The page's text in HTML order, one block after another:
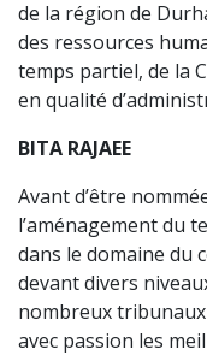
de la région de
des ressources
temps partiel, de la
en qualité
BITA RAJAEE
Avant d’être
l’aménagement du
dans le domaine du
devant divers
nombreux
avec passion les